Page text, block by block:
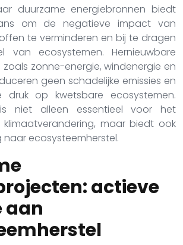
duurzame energiebronnen biedt
om de negatieve impact van
te verminderen en bij te dragen
van ecosystemen. Hernieuwbare
zonne-energie, windenergie en
geen schadelijke emissies en
druk op kwetsbare ecosystemen.
niet alleen essentieel voor het
maar biedt ook
ecosysteemherstel.
actieve
aan